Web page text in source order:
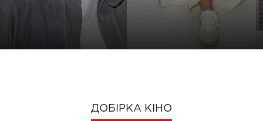
ДОБІРКА КІНО